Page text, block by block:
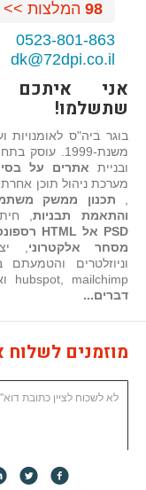
98 המלצות >>
0523-801-863
dk@72dpi.co.il
אני
שתשלמו!
בוגר ביה"ס לאומנויות
משנת-1999.
ובניית אתרים על
מערכת ניהול תוכן אחרת,
תכנון ממשק
והתאמת תבניות,
PSD אל HTML רספונסיבי
מסחר אלקטרוני ,
hubspot, mailchimp ואחרים ו
דברים...
מוזמנים לשלוח